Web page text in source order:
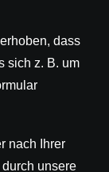
dass
sich z. B. um
nach Ihrer
unsere